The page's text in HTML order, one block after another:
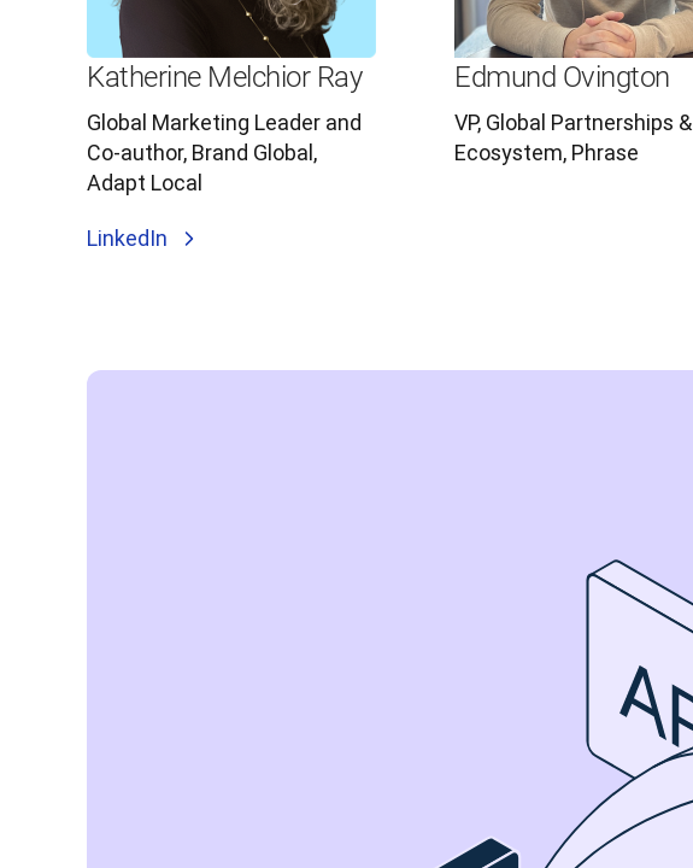
Katherine Melchior Ray
Global Marketing Leader and
Co-author, Brand Global,
Adapt Local
LinkedIn
Edmund Ovington
VP, Global Partnerships &
Ecosystem, Phrase